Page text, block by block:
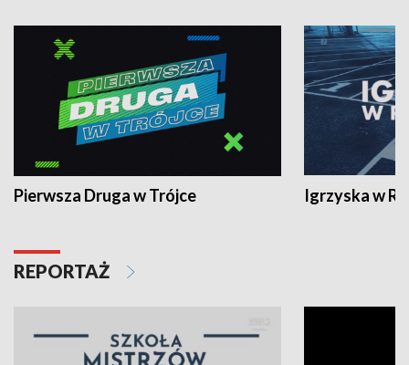
Pierwsza Druga w Trójce Igrzyska w
REPORTAŻ